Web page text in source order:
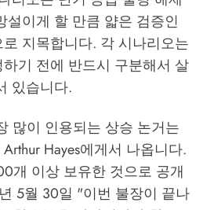
설이게 할 만큼 얇은 검증인
지목합니다. 각 시나리오는
기 전에 반드시 구분해서 살
있습니다.
많이 인용되는 상승 논거는
Hayes에게서 나옵니다.
개 이상 보유한 것으로 공개
5월 30일 "이번 불장이 끝나